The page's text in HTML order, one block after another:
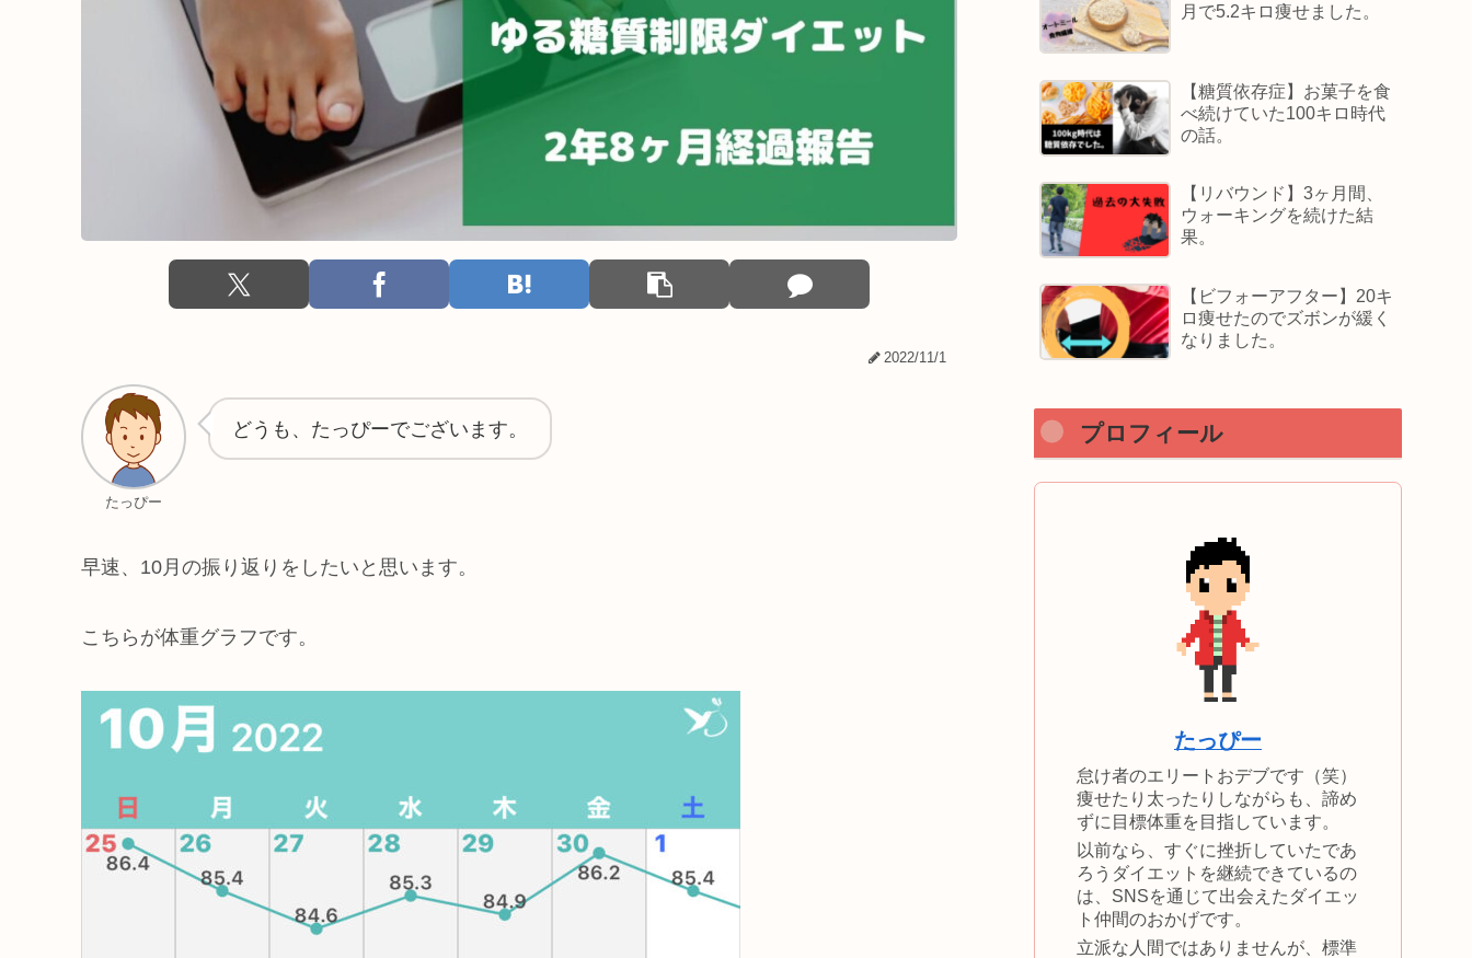
2022/11/1
たっぴー
どうも、たっぴーでございます。
早速、10月の振り返りをしたいと思います。
こちらが体重グラフです。
月で5.2キロ痩せました。
【糖質依存症】お菓子を食
べ続けていた100キロ時代
の話。
【リバウンド】3ヶ月間、
ウォーキングを続けた結
果。
【ビフォーアフター】20キ
ロ痩せたのでズボンが緩く
なりました。
プロフィール
たっぴー
怠け者のエリートおデブです（笑）
痩せたり太ったりしながらも、諦め
ずに目標体重を目指しています。
以前なら、すぐに挫折していたであ
ろうダイエットを継続できているの
は、SNSを通じて出会えたダイエッ
ト仲間のおかげです。
立派な人間ではありませんが、標準